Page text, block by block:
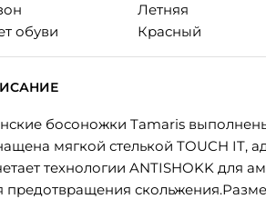
Летняя
обуви
Красный
босоножки Tamaris
мягкой стелькой TOUCH IT,
технологии ANTISHOKK для
предотвращения